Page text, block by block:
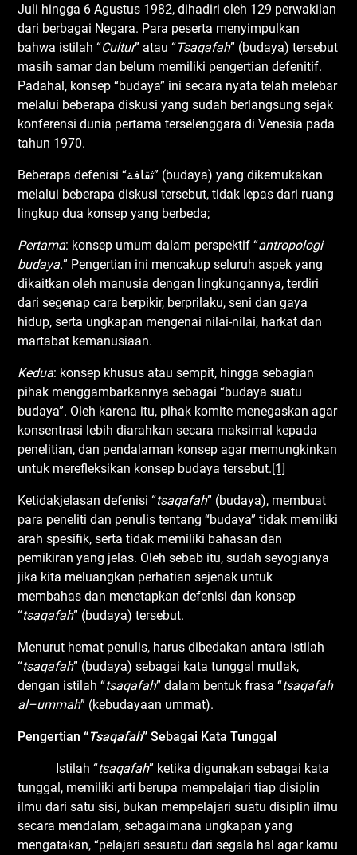
Juli hingga 6 Agustus 1982, dihadiri oleh 129 perwakilan
dari berbagai Negara. Para peserta menyimpulkan
bahwa istilah “Cultur” atau “Tsaqafah” (budaya) tersebut
masih samar dan belum memiliki pengertian defenitif.
Padahal, konsep “budaya” ini secara nyata telah melebar
melalui beberapa diskusi yang sudah berlangsung sejak
konferensi dunia pertama terselenggara di Venesia pada
tahun 1970.
Beberapa defenisi “ثقافة” (budaya) yang dikemukakan
melalui beberapa diskusi tersebut, tidak lepas dari ruang
lingkup dua konsep yang berbeda;
Pertama: konsep umum dalam perspektif “antropologi
budaya.” Pengertian ini mencakup seluruh aspek yang
dikaitkan oleh manusia dengan lingkungannya, terdiri
dari segenap cara berpikir, berprilaku, seni dan gaya
hidup, serta ungkapan mengenai nilai-nilai, harkat dan
martabat kemanusiaan.
Kedua: konsep khusus atau sempit, hingga sebagian
pihak menggambarkannya sebagai “budaya suatu
budaya”. Oleh karena itu, pihak komite menegaskan agar
konsentrasi lebih diarahkan secara maksimal kepada
penelitian, dan pendalaman konsep agar memungkinkan
untuk merefleksikan konsep budaya tersebut.[1]
Ketidakjelasan defenisi “tsaqafah” (budaya), membuat
para peneliti dan penulis tentang “budaya” tidak memiliki
arah spesifik, serta tidak memiliki bahasan dan
pemikiran yang jelas. Oleh sebab itu, sudah seyogianya
jika kita meluangkan perhatian sejenak untuk
membahas dan menetapkan defenisi dan konsep
“tsaqafah” (budaya) tersebut.
Menurut hemat penulis, harus dibedakan antara istilah
“tsaqafah” (budaya) sebagai kata tunggal mutlak,
dengan istilah “tsaqafah” dalam bentuk frasa “tsaqafah
al–ummah” (kebudayaan ummat).
Pengertian “Tsaqafah” Sebagai Kata Tunggal
Istilah “tsaqafah” ketika digunakan sebagai kata
tunggal, memiliki arti berupa mempelajari tiap disiplin
ilmu dari satu sisi, bukan mempelajari suatu disiplin ilmu
secara mendalam, sebagaimana ungkapan yang
mengatakan, “pelajari sesuatu dari segala hal agar kamu